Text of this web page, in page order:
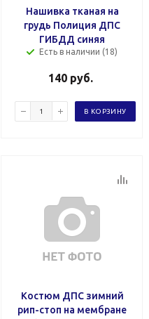
Нашивка тканая на
грудь Полиция ДПС
ГИБДД синяя
Есть в наличии (18)
140 руб.
В КОРЗИНУ
Костюм ДПС зимний
рип-стоп на мембране